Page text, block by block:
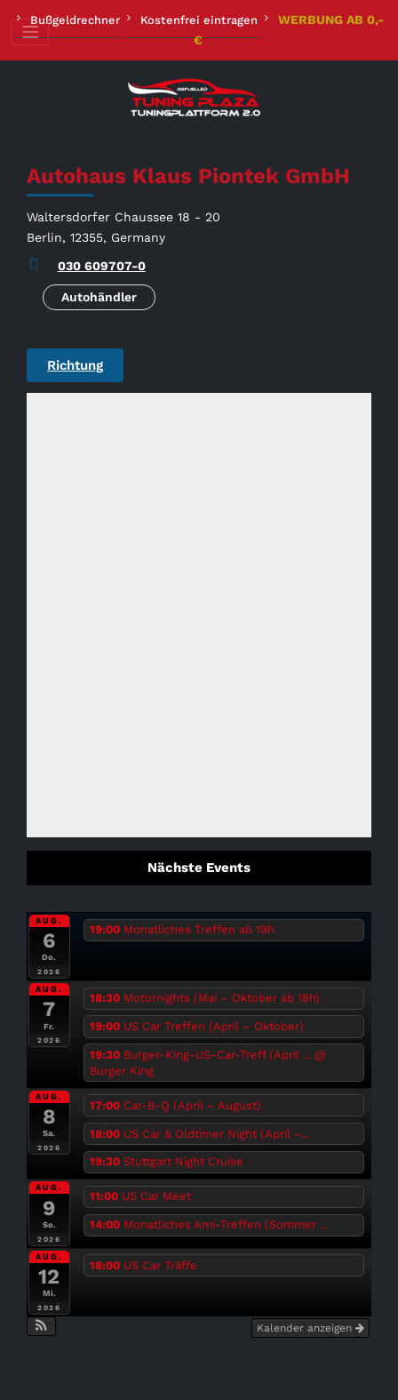
Inhalt
springen
Bußgeldrechner Kostenfrei eintragen
WERBUNG AB 0,-
€
Autohaus Klaus Piontek GmbH
Waltersdorfer Chaussee 18 - 20
Berlin, 12355, Germany
030 609707-0
Autohändler
Richtung
Nächste Events
AUG.
6
Do.
2026
19:00 Monatliches Treffen ab 19h
AUG.
7
Fr.
2026
18:30 Motornights (Mai – Oktober ab 18h)
19:00 US Car Treffen (April – Oktober)
19:30 Burger-King-US-Car-Treff (April ... @
Burger King
AUG.
8
Sa.
2026
17:00 Car-B-Q (April – August)
18:00 US Car & Oldtimer Night (April –...
19:30 Stuttgart Night Cruise
AUG.
9
So.
2026
11:00 US Car Meet
14:00 Monatliches Ami-Treffen (Sommer ...
AUG.
12
Mi.
2026
18:00 US Car Träffe
Kalender anzeigen